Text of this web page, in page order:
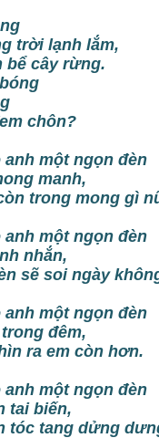
trời lạnh lắm,
bể cây rừng.
chôn?
anh một ngọn đèn
manh,
trong mong gì
anh một ngọn đèn
nhắn,
sẽ soi ngày
anh một ngọn đèn
đêm,
ra em còn hơn.
anh một ngọn đèn
tai biến,
tóc tang dửng